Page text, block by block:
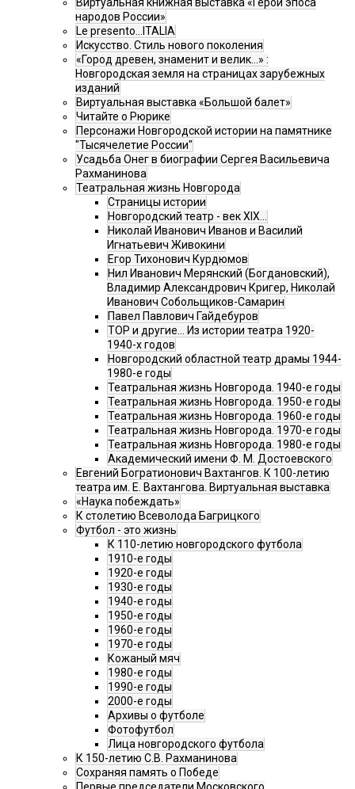
Виртуальная книжная выставка «Герои эпоса
народов России»
Le presento...ITALIA
Искусство. Стиль нового поколения
«Город древен, знаменит и велик…» :
Новгородская земля на страницах зарубежных
изданий
Виртуальная выставка «Большой балет»
Читайте о Рюрике
Персонажи Новгородской истории на памятнике
"Тысячелетие России"
Усадьба Онег в биографии Сергея Васильевича
Рахманинова
Театральная жизнь Новгорода
Страницы истории
Новгородский театр - век XIX…
Николай Иванович Иванов и Василий
Игнатьевич Живокини
Егор Тихонович Курдюмов
Нил Иванович Мерянский (Богдановский),
Владимир Александрович Кригер, Николай
Иванович Собольщиков-Самарин
Павел Павлович Гайдебуров
ТОР и другие… Из истории театра 1920-
1940-х годов
Новгородский областной театр драмы 1944-
1980-е годы
Театральная жизнь Новгорода. 1940-е годы
Театральная жизнь Новгорода. 1950-е годы
Театральная жизнь Новгорода. 1960-е годы
Театральная жизнь Новгорода. 1970-е годы
Театральная жизнь Новгорода. 1980-е годы
Академический имени Ф. М. Достоевского
Евгений Богратионович Вахтангов. К 100-летию
театра им. Е. Вахтангова. Виртуальная выставка
«Наука побеждать»
К столетию Всеволода Багрицкого
Футбол - это жизнь
К 110-летию новгородского футбола
1910-е годы
1920-е годы
1930-е годы
1940-е годы
1950-е годы
1960-е годы
1970-е годы
Кожаный мяч
1980-е годы
1990-е годы
2000-е годы
Архивы о футболе
Фотофутбол
Лица новгородского футбола
К 150-летию С.В. Рахманинова
Сохраняя память о Победе